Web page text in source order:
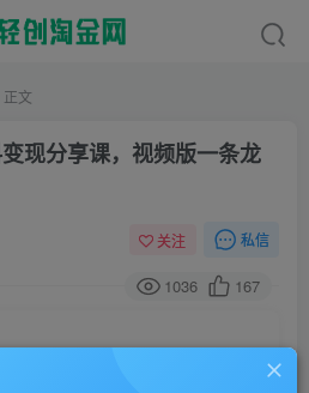
正文
现分享课，视频版一条龙
关注 私信
1036 167